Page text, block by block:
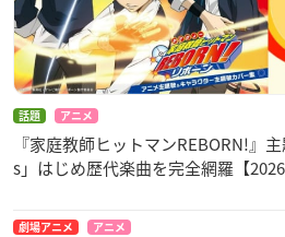
話題 アニメ
『家庭教師ヒットマンREBORN!』
s」はじめ歴代楽曲を完全網羅【2026
劇場アニメ アニメ